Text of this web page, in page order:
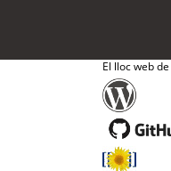
El lloc web